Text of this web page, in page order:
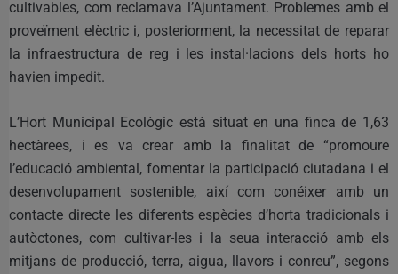
cultivables, com reclamava l’Ajuntament. Problemes amb el
proveïment elèctric i, posteriorment, la necessitat de reparar
la infraestructura de reg i les instal·lacions dels horts ho
havien impedit.
L’Hort Municipal Ecològic està situat en una finca de 1,63
hectàrees, i es va crear amb la finalitat de “promoure
l’educació ambiental, fomentar la participació ciutadana i el
desenvolupament sostenible, així com conéixer amb un
contacte directe les diferents espècies d’horta tradicionals i
autòctones, com cultivar-les i la seua interacció amb els
mitjans de producció, terra, aigua, llavors i conreu”, segons